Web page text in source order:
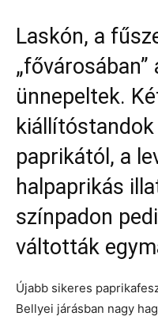
Laskón, a
ünnepeltek.
paprikától, a
halpaprikás
színpadon
váltották
Újabb sikeres
Bellyei járásban nagy